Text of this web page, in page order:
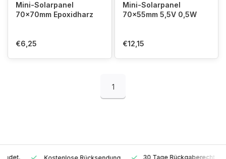
Mini-Solarpanel
70x70mm Epoxidharz
€6,25
Mini-Solarpanel
70x55mm 5,5V 0,5W
€12,15
1
30 Tage Rückgaberecht